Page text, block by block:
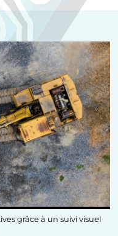
grâce à un suivi visuel